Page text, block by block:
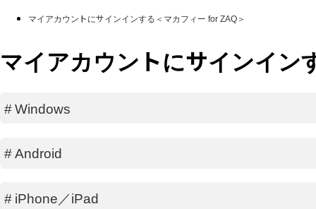
マイアカウントにサインインする＜マカフィー for ZAQ＞
マイアカウントにサインイン
#Windows
#Android
#iPhone／iPad